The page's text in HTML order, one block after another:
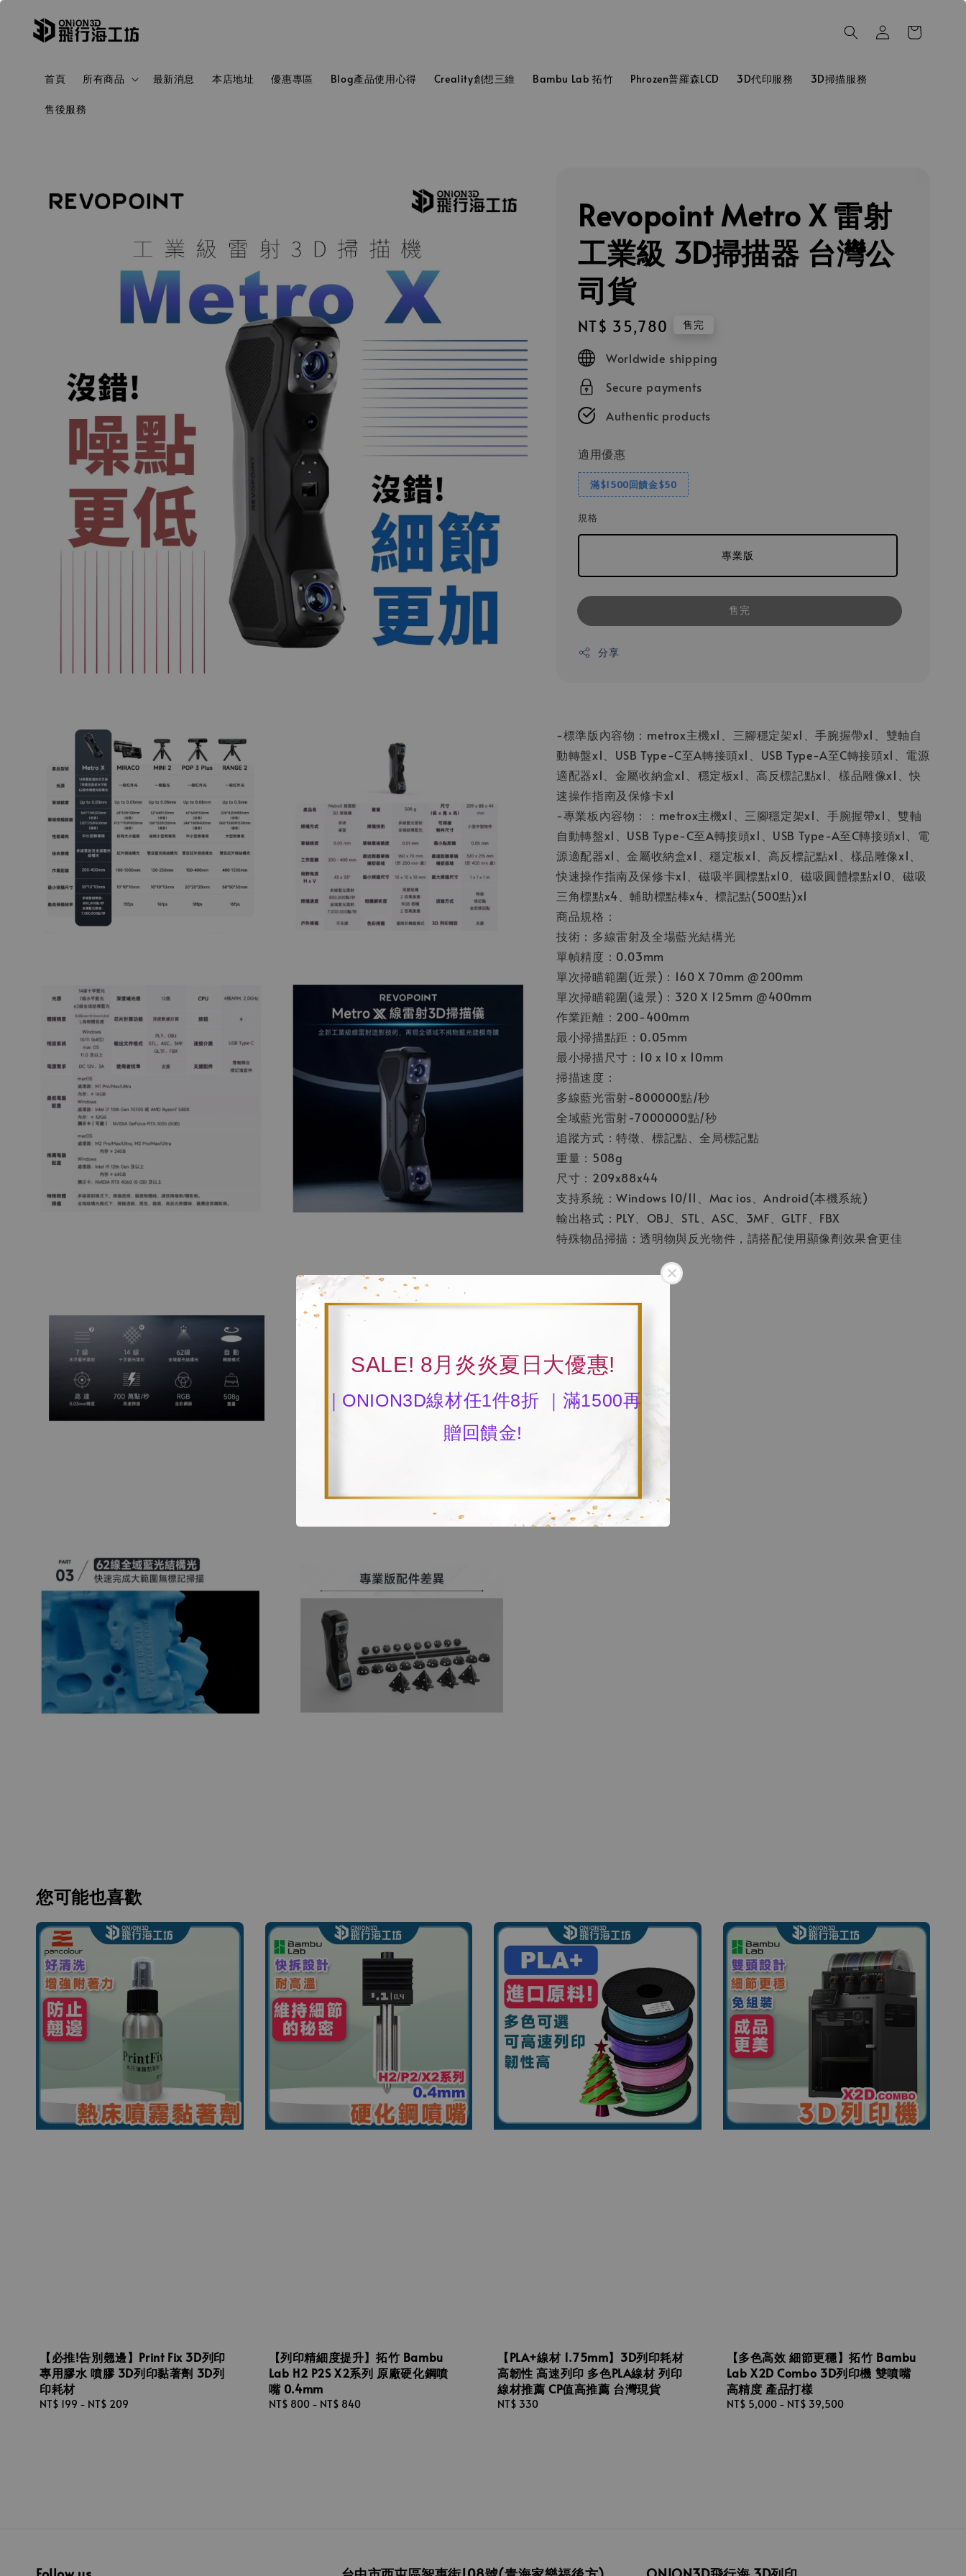
SALE! 8月炎炎夏日大優惠!
｜ONION3D線材任1件8折 ｜滿1500再
贈回饋金!
首頁 所有商品 最新消息 本店地址 優惠專區 Blog產品使用心得 Creality創想三維 Bambu Lab 拓竹 Phrozen普羅森LCD 3D代印服務 3D掃描服務
售後服務
Revopoint Metro X 雷射
工業級 3D掃描器 台灣公
司貨
Regular
price
NT$ 35,780 售完
Worldwide shipping
Secure payments
Authentic products
適用優惠
滿$1500回饋金$50
規格
專業版
售完
分享
-標準版內容物：metrox主機x1、三腳穩定架x1、手腕握帶x1、雙軸自
動轉盤x1、USB Type-C至A轉接頭x1、USB Type-A至C轉接頭x1、電源
適配器x1、金屬收納盒x1、穩定板x1、高反標記點x1、樣品雕像x1、快
速操作指南及保修卡x1
-專業板內容物：：metrox主機x1、三腳穩定架x1、手腕握帶x1、雙軸
自動轉盤x1、USB Type-C至A轉接頭x1、USB Type-A至C轉接頭x1、電
源適配器x1、金屬收納盒x1、穩定板x1、高反標記點x1、樣品雕像x1、
快速操作指南及保修卡x1、磁吸半圓標點x10、磁吸圓體標點x10、磁吸
三角標點x4、輔助標點棒x4、標記點(500點)x1
商品規格：
技術：多線雷射及全場藍光結構光
單幀精度：0.03mm
單次掃瞄範圍(近景)：160 X 70mm @200mm
單次掃瞄範圍(遠景)：320 X 125mm @400mm
作業距離：200-400mm
最小掃描點距：0.05mm
最小掃描尺寸：10 x 10 x 10mm
掃描速度：
多線藍光雷射-800000點/秒
全域藍光雷射-7000000點/秒
追蹤方式：特徵、標記點、全局標記點
重量：508g
尺寸：209x88x44
支持系統：Windows 10/11、Mac ios、Android(本機系統)
輸出格式：PLY、OBJ、STL、ASC、3MF、GLTF、FBX
特殊物品掃描：透明物與反光物件，請搭配使用顯像劑效果會更佳
您可能也喜歡
【必推!告別翹邊】Print Fix 3D列印
專用膠水 噴膠 3D列印黏著劑 3D列
印耗材
Regular
NT$ 199 - NT$ 209
【列印精細度提升】拓竹 Bambu
Lab H2 P2S X2系列 原廠硬化鋼噴
嘴 0.4mm
Regular
NT$ 800- NT$ 840
【PLA+線材 1.75mm】3D列印耗材
高韌性 高速列印 多色PLA線材 列印
線材推薦 CP值高推薦 台灣現貨
Regular
NT$ 330
【多色高效 細節更穩】拓竹 Bambu
Lab X2D Combo 3D列印機 雙噴嘴
高精度 產品打樣
Regular
NT$ 5,000- NT$ 39,500